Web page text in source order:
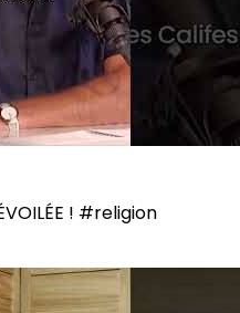
! #religion